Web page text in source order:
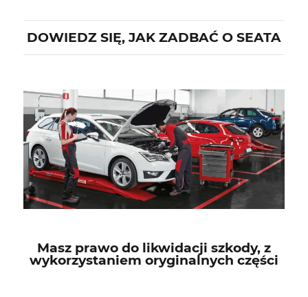
DOWIEDZ SIĘ, JAK ZADBAĆ O SEATA
Masz prawo do likwidacji szkody, z
wykorzystaniem oryginalnych części